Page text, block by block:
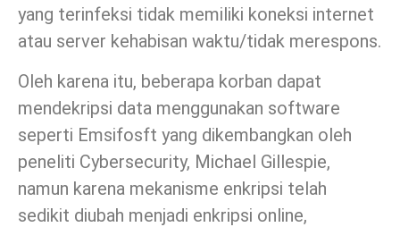
yang terinfeksi tidak memiliki koneksi internet
atau server kehabisan waktu/tidak merespons.
Oleh karena itu, beberapa korban dapat
mendekripsi data menggunakan software
seperti Emsifosft yang dikembangkan oleh
peneliti Cybersecurity, Michael Gillespie,
namun karena mekanisme enkripsi telah
sedikit diubah menjadi enkripsi online,